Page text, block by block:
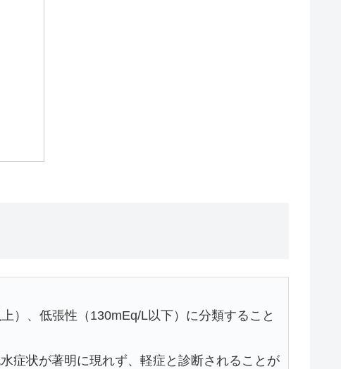
）、低張性（130mEq/L以下）に分類すること
症状が著明に現れず、軽症と診断されることが